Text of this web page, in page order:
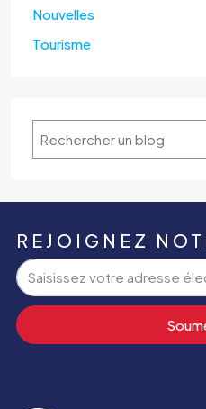
Nouvelles
Tourisme
REJOIGNEZ